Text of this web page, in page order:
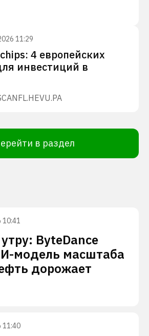
11:29
4 европейских
инвестиций в
VU.PA
в раздел
10:41
ByteDance
модель масштаба
дорожает
11:40